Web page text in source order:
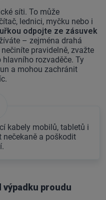
síti. To může
lednici, myčku nebo i
odpojte ze zásuvek
– zejména drahá
pravidelně, zvažte
rozvaděče. Ty
a mohou zachránit
kabely mobilů, tabletů i
nečekaně a poškodit
výpadku proudu